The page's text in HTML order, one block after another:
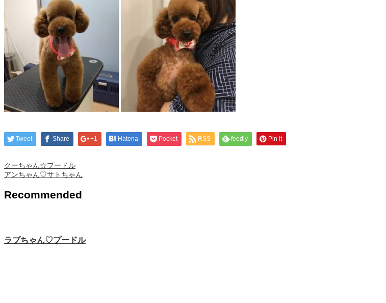
Tweet Share +1 Hatena Pocket RSS feedly Pin it
クーちゃん☆プードル
アンちゃん♡サトちゃん
Recommended
ラブちゃん♡プードル